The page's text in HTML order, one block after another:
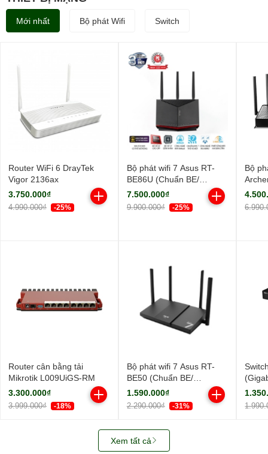
Mới nhất Bộ phát Wifi Switch
Router WiFi 6 DrayTek
Vigor 2136ax
3.750.000₫
4.990.000₫ -25%
Bộ phát wifi 7 Asus RT-
BE86U (Chuẩn BE/
BE6800Mbps/ 3 Ăng-ten
ngoài, 1 ăng-ten ngầm/
AIMesh)
7.500.000₫
9.900.000₫ -25%
Bộ
Router cân bằng tải
Mikrotik L009UiGS-RM
3.300.000₫
3.999.000₫ -18%
Bộ phát wifi 7 Asus RT-
BE50 (Chuẩn BE/
BE3600Mbps/ 4 Ăng-ten
ngoài/ Wifi Mesh/ 45User)
1.590.000₫
2.290.000₫ -31%
Xem tất cả